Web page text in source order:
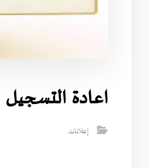
اعادة التسجيل
إعلانات